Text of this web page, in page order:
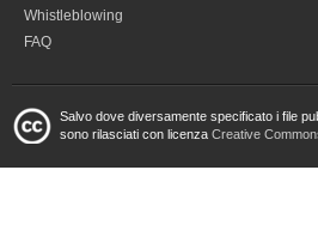
Whistleblowing
FAQ
Salvo dove diversamente specificato i file
sono rilasciati con licenza Creative